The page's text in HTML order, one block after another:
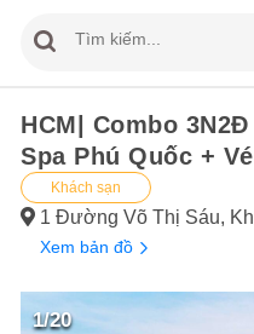
HCM| Combo
Spa Phú Quốc +
Khách sạn
1 Đường Võ Thị Sáu,
Xem bản đồ
1/20